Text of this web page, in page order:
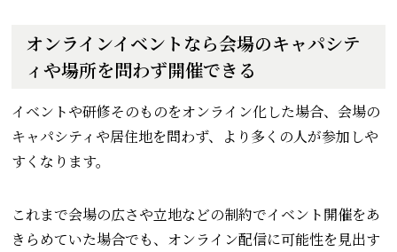
オンラインイベントなら会場のキャパシテ
ィや場所を問わず開催できる
イベントや研修そのものをオンライン化した場合、会場の
キャパシティや居住地を問わず、より多くの人が参加しや
すくなります。
これまで会場の広さや立地などの制約でイベント開催をあ
きらめていた場合でも、オンライン配信に可能性を見出す